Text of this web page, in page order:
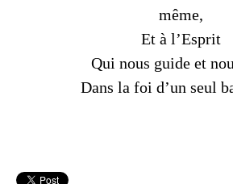
même,
Et à l’Esprit
Qui nous guide et
Dans la foi d’un seul